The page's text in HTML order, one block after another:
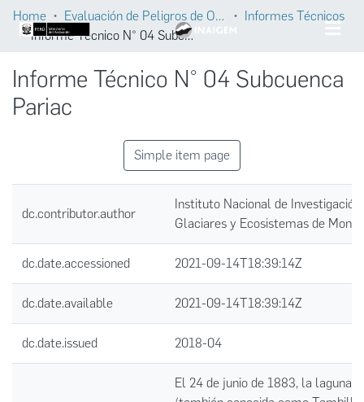
Home Evaluación de Peligros de Origen Glaciar
Informes Técnicos
Informe Técnico N° 04 Subcuenca Pariac
Informe Técnico N° 04 Subcuenca
Pariac
Simple item page
dc.contributor.author
Instituto Nacional de Investigación
Glaciares y Ecosistemas de
dc.date.accessioned 2021-09-14T18:39:14Z
dc.date.available 2021-09-14T18:39:14Z
dc.date.issued 2018-04
El 24 de junio de 1883, la laguna